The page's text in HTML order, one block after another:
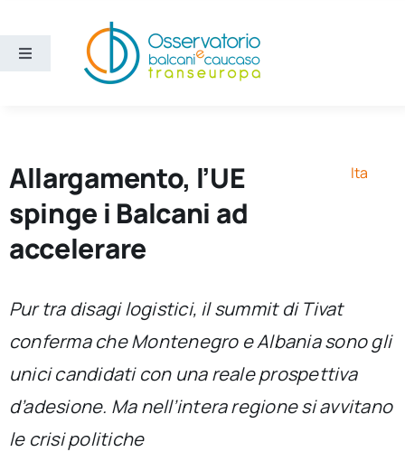
contenuto
Toggle
Ricerca e divulgazione
Chi siamo
per:
Allargamento, l’UE
spinge i Balcani ad
accelerare
Ita
Pur tra disagi logistici, il summit di Tivat
conferma che Montenegro e Albania sono gli
unici candidati con una reale prospettiva
d’adesione. Ma nell’intera regione si avvitano
le crisi politiche